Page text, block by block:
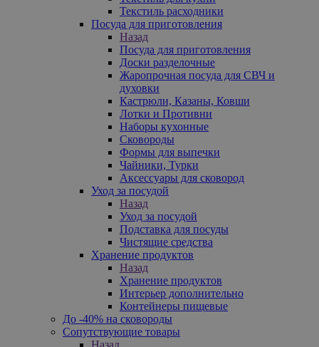
Текстиль расходники
Посуда для приготовления
Назад
Посуда для приготовления
Доски разделочные
Жаропрочная посуда для СВЧ и
духовки
Кастрюли, Казаны, Ковши
Лотки и Противни
Наборы кухонные
Сковороды
Формы для выпечки
Чайники, Турки
Аксессуары для сковород
Уход за посудой
Назад
Уход за посудой
Подставка для посуды
Чистящие средства
Хранение продуктов
Назад
Хранение продуктов
Интерьер дополнительно
Контейнеры пищевые
До -40% на сковороды
Сопутствующие товары
Назад